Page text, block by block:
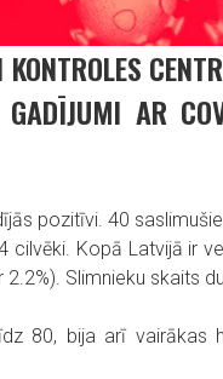
AR
pozitīvi. 40
Kopā Latvijā ir
Slimnieku skaits
80, bija arī vairākas